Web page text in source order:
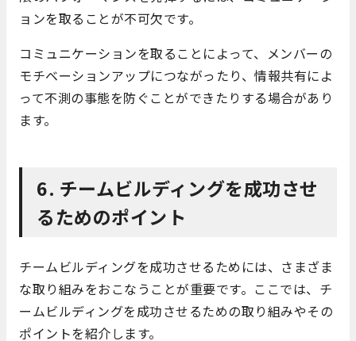
ョンを取ることが不可欠です。
コミュニケーションを取ることによって、メンバーの
モチベーションアップにつながったり、情報共有によ
って不測の事態を防ぐことができたりする場合があり
ます。
6. チームビルディングを成功させ
るためのポイント
チームビルディングを成功させるためには、さまざま
な取り組みをおこなうことが重要です。ここでは、チ
ームビルディングを成功させるための取り組みやその
ポイントを紹介します。